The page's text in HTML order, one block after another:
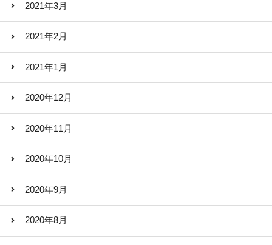
2021年3月
2021年2月
2021年1月
2020年12月
2020年11月
2020年10月
2020年9月
2020年8月